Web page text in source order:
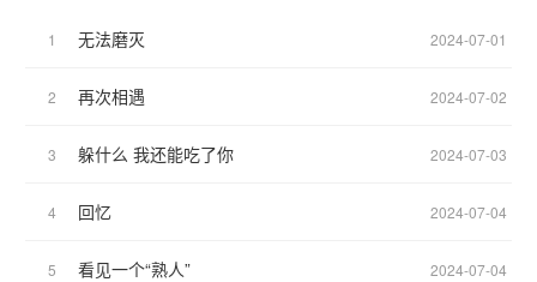
1 无法磨灭 2024-07-01
2 再次相遇 2024-07-02
3 躲什么 我还能吃了你 2024-07-03
4 回忆 2024-07-04
5 看见一个“熟人” 2024-07-04